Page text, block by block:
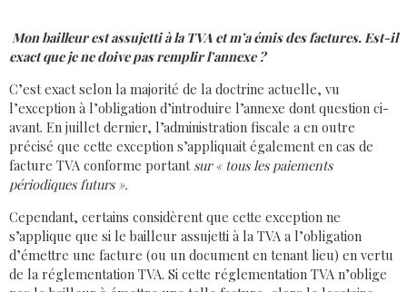
Mon bailleur est assujetti à la TVA et m’a émis des factures. Est-il
exact que je ne doive pas remplir l’annexe ?
C’est exact selon la majorité de la doctrine actuelle, vu
l’exception à l’obligation d’introduire l’annexe dont question ci-
avant. En juillet dernier, l’administration fiscale a en outre
précisé que cette exception s’appliquait également en cas de
facture TVA conforme portant sur « tous les paiements
périodiques futurs ».
Cependant, certains considèrent que cette exception ne
s’applique que si le bailleur assujetti à la TVA a l’obligation
d’émettre une facture (ou un document en tenant lieu) en vertu
de la réglementation TVA. Si cette réglementation TVA n’oblige